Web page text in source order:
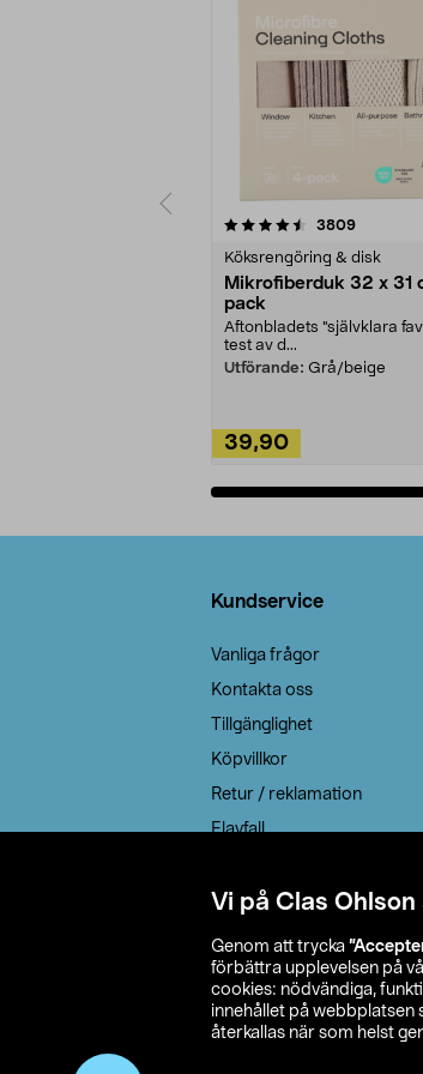
Vi på Clas
Genom att trycka
förbättra upplevelsen på
cookies: nödvändiga,
innehållet på webbplatsen
återkallas när som helst
3809
Köksrengöring & disk
Mikrofiberduk 32 x 31
pack
Aftonbladets "självklara
test av d...
Utförande: Grå/beige
39,90
4.0av 5 stjärnor
Kundservice
Vanliga frågor
Kontakta oss
Tillgänglighet
Köpvillkor
Retur / reklamation
Elavfall
Leveransalternativ